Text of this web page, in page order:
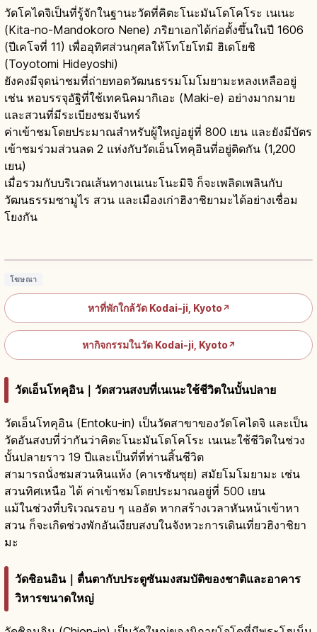
วัดโคไดจิเป็นที่รู้จักในฐานะวัดที่คิตะโนะมันโดโคโระ เนเนะ
(Kita-no-Mandokoro Nene) ภริยาเอกได้ก่อตั้งขึ้นในปี 1606
(ปีเคโจที่ 11) เพื่ออุทิศส่วนกุศลให้โทโยโทมิ ฮิเดโยชิ
(Toyotomi Hideyoshi)
ยังคงมีจุดน่าชมที่ถ่ายทอดวัฒนธรรมโมโมยามะหลงเหลืออยู่
เช่น หอบรรจุอัฐิที่ใช้เทคนิคมากิเอะ (Maki-e) อย่างมากมาย
และสวนที่มีระเบียงชมจันทร์
ค่าเข้าชมโดยประมาณสำหรับผู้ใหญ่อยู่ที่ 800 เยน และยังมีบัตร
เข้าชมร่วมส่วนลด 2 แห่งกับวัดเอ็นโทคุอินที่อยู่ติดกัน (1,200
เยน)
เมื่อรวมกับบริเวณเส้นทางเนเนะโนะมิจิ ก็จะเพลิดเพลินกับ
วัฒนธรรมซามูไร สวน และเมืองเก่าฮิงาชิยามะได้อย่างเชื่อม
โยงกัน
โฆษณา
หาที่พักใกล้วัด Kodai-ji, Kyoto ↗
หากิจกรรมในวัด Kodai-ji, Kyoto ↗
วัดเอ็นโทคุอิน｜วัดสวนสงบที่เนเนะใช้ชีวิตในบั้นปลาย
วัดเอ็นโทคุอิน (Entoku-in) เป็นวัดสาขาของวัดโคไดจิ และเป็น
วัดอันสงบที่ว่ากันว่าคิตะโนะมันโดโคโระ เนเนะใช้ชีวิตในช่วง
บั้นปลายราว 19 ปีและเป็นที่ที่ท่านสิ้นชีวิต
สามารถนั่งชมสวนหินแห้ง (คาเรซันซุย) สมัยโมโมยามะ เช่น
สวนทิศเหนือ ได้ ค่าเข้าชมโดยประมาณอยู่ที่ 500 เยน
แม้ในช่วงที่บริเวณรอบ ๆ แออัด หากสร้างเวลาหันหน้าเข้าหา
สวน ก็จะเกิดช่วงพักอันเงียบสงบในจังหวะการเดินเที่ยวฮิงาชิยา
มะ
วัดชิอนอิน｜ตื่นตากับประตูซันมงสมบัติของชาติและอาคาร
วิหารขนาดใหญ่